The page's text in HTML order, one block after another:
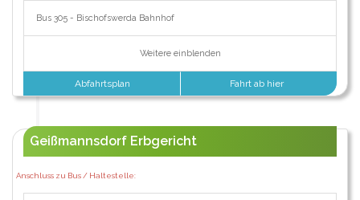
Bus 305 - Bischofswerda Bahnhof
Weitere einblenden
Abfahrtsplan Fahrt ab hier
Geißmannsdorf Erbgericht
Anschluss zu Bus / Haltestelle: